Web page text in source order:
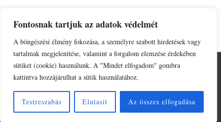
Fontosnak tartjuk az adatok védelmét
A böngészési élmény fokozása, a személyre szabott hirdetések vagy
tartalmak megjelenítése, valamint a forgalom elemzése érdekében
sütiket (cookie) használunk. A "Mindet elfogadom" gombra
kattintva hozzájárulhat a sütik használatához.
Testreszabás Elutasít Az összes elfogadása
Lábléc
menü
Adatkezelési tájékoztató Impresszum
© 2026Kalóz Edit írásai | Powered by Responsive Theme